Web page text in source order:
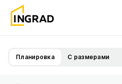
Планировка С размерами